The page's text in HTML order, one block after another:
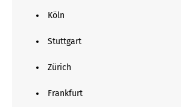
Köln
Stuttgart
Zürich
Frankfurt